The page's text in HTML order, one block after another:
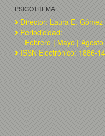
PSICOTHEMA
Director: Laura E.
Periodicidad:
Febrero | Mayo | Agosto
ISSN Electrónico: 1886-